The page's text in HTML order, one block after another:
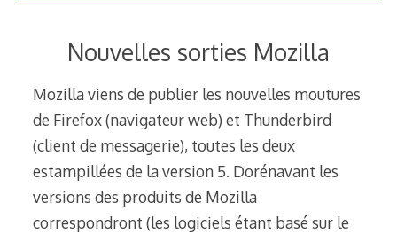
Nouvelles sorties Mozilla
Mozilla viens de publier les nouvelles moutures
de Firefox (navigateur web) et Thunderbird
(client de messagerie), toutes les deux
estampillées de la version 5. Dorénavant les
versions des produits de Mozilla
correspondront (les logiciels étant basé sur le